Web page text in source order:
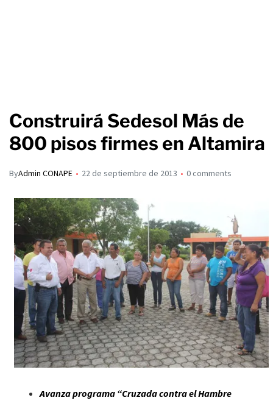
Construirá Sedesol Más de
800 pisos firmes en Altamira
ByAdmin CONAPE 22 de septiembre de 2013 0 comments
Avanza programa “Cruzada contra el Hambre